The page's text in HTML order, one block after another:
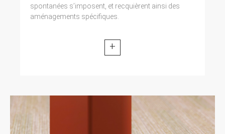
spontanées s’imposent, et recquièrent ainsi des
aménagements spécifiques.
+